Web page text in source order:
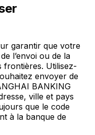
garantir que votre
l’envoi ou de la
frontières. Utilisez-
envoyer de
BANKING
ville et pays
que le code
à la banque de